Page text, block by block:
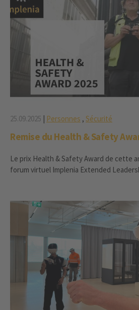
25.09.2025 | Personnes , Sécurité
Remise du Health & Safety
Le prix Health & Safety Award de cette
forum virtuel Implenia Extended